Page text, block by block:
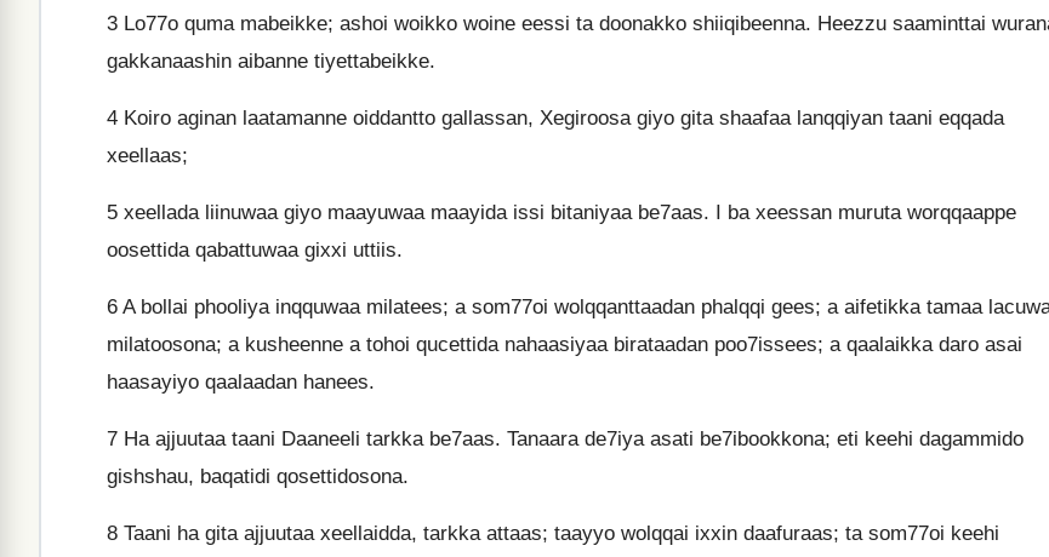
3 Lo77o quma mabeikke; ashoi woikko woine eessi ta doonakko shiiqibeenna. Heezzu saaminttai
gakkanaashin aibanne tiyettabeikke.
4 Koiro aginan laatamanne oiddantto gallassan, Xegiroosa giyo gita shaafaa lanqqiyan taani eqqada
xeellaas;
5 xeellada liinuwaa giyo maayuwaa maayida issi bitaniyaa be7aas. I ba xeessan muruta worqqaappe
oosettida qabattuwaa gixxi uttiis.
6 A bollai phooliya inqquwaa milatees; a som77oi wolqqanttaadan phalqqi gees; a aifetikka tamaa
milatoosona; a kusheenne a tohoi qucettida nahaasiyaa birataadan poo7issees; a qaalaikka daro asai
haasayiyo qaalaadan hanees.
7 Ha ajjuutaa taani Daaneeli tarkka be7aas. Tanaara de7iya asati be7ibookkona; eti keehi dagammido
gishshau, baqatidi qosettidosona.
8 Taani ha gita ajjuutaa xeellaidda, tarkka attaas; taayyo wolqqai ixxin daafuraas; ta som77oi keehi